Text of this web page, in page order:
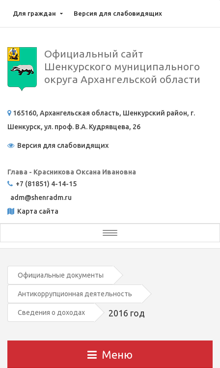
Для граждан Версия для слабовидящих
Официальный сайт
Шенкурского муниципального
округа Архангельской области
165160, Архангельская область, Шенкурский район, г.
Шенкурск, ул. проф. В.А. Кудрявцева, 26
Версия для слабовидящих
Глава - Красникова Оксана Ивановна
+7 (81851) 4-14-15
adm@shenradm.ru
Карта сайта
Toggle
navigation
Официальные документы
Антикоррупционная деятельность
Сведения о доходах 2016 год
Меню